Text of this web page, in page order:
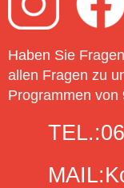
Haben Sie
allen Fragen zu
Programmen von
TEL.:
MAIL: